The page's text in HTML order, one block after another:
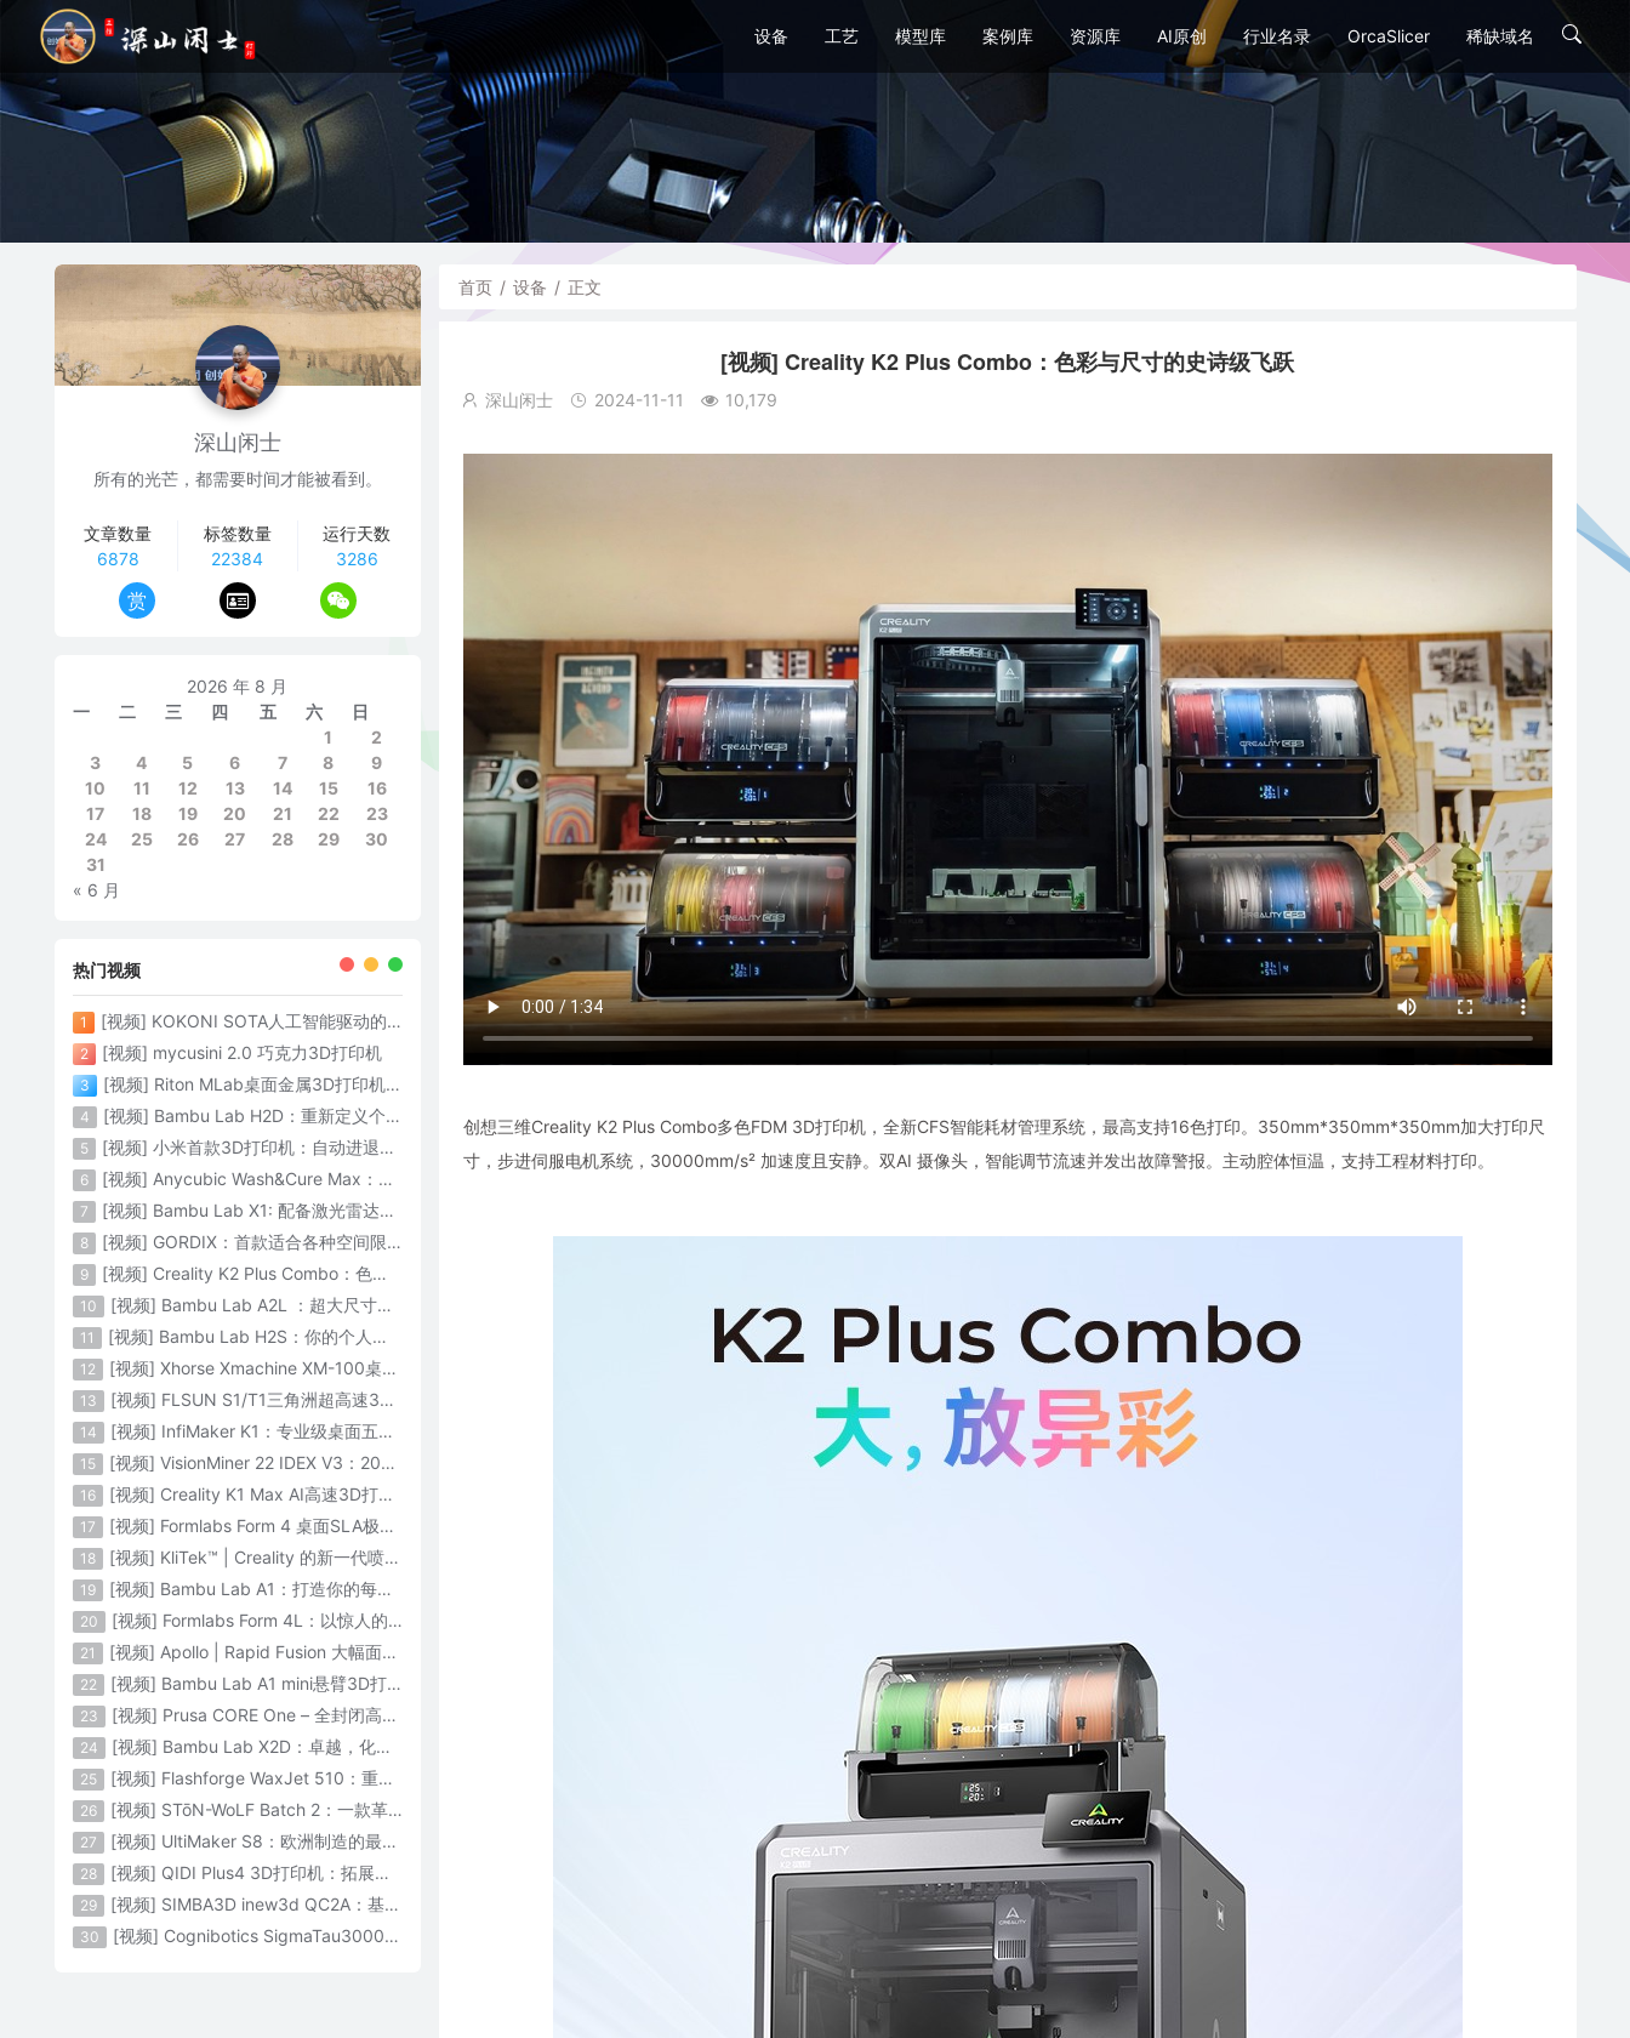
设备 工艺 模型库 案例库 资源库 AI原创 行业名录 OrcaSlicer 稀缺域名
首页 / 设备 / 正文
[视频] Creality K2 Plus Combo：色彩与尺寸的史诗级飞跃
深山闲士 2024-11-11 10,179
创想三维Creality K2 Plus Combo多色FDM 3D打印机，全新CFS智能耗材管理系统，最高支持16色打印。350mm*350mm*350mm加大打印尺
寸，步进伺服电机系统，30000mm/s² 加速度且安静。双AI 摄像头，智能调节流速并发出故障警报。主动腔体恒温，支持工程材料打印。
深山闲士
所有的光芒，都需要时间才能被看到。
文章数量
6878
标签数量
22384
运行天数
3286
赏
2026 年 8 月
一
二 三 四 五 六
日
1
2
3
4 5 6 7 8
9
10
11 12 13 14 15
16
17
18 19 20 21 22
23
24
25 26 27 28 29
30
31
« 6 月
热门视频
1 [视频] KOKONI SOTA人工智能驱动的3D打印革命 倒立打印600mm/s
2 [视频] mycusini 2.0 巧克力3D打印机
3 [视频] Riton MLab桌面金属3D打印机：体积小性能强大
4 [视频] Bambu Lab H2D：重新定义个人智造
5 [视频] 小米首款3D打印机：自动进退料、AI云切片、人脸拍照建模 3D玩家兴趣首选
6 [视频] Anycubic Wash&Cure Max：清洗+后固化二合一设备
7 [视频] Bambu Lab X1: 配备激光雷达和人工智能的CoreXY彩色3D打印机
8 [视频] GORDIX：首款适合各种空间限制的3合1便携式数控机床
9 [视频] Creality K2 Plus Combo：色彩与尺寸的史诗级飞跃
10 [视频] Bambu Lab A2L ：超大尺寸家用打印机 告别拆件 轻松一体成型
11 [视频] Bambu Lab H2S：你的个人智造中心
12 [视频] Xhorse Xmachine XM-100桌面级五轴CNC机床：卓越的精度和效率
13 [视频] FLSUN S1/T1三角洲超高速3D打印机 打印速度1200mm/s
14 [视频] InfiMaker K1：专业级桌面五轴数控机床
15 [视频] VisionMiner 22 IDEX V3：2024年最佳工程材料3D打印机
16 [视频] Creality K1 Max AI高速3D打印机：600mm/s打印速度 史诗般的飞跃
17 [视频] Formlabs Form 4 桌面SLA极速3D打印机 工业级打印质量
18 [视频] KliTek™ | Creality 的新一代喷嘴更换系统
19 [视频] Bambu Lab A1：打造你的每一份热爱
20 [视频] Formlabs Form 4L：以惊人的速度获得工业级部件
21 [视频] Apollo | Rapid Fusion 大幅面颗粒3D打印系统
22 [视频] Bambu Lab A1 mini悬臂3D打印机：让多色打印成为标配
23 [视频] Prusa CORE One – 全封闭高速CoreXY 3D打印机配备主动腔体温度控制
24 [视频] Bambu Lab X2D：卓越，化繁为简！
25 [视频] Flashforge WaxJet 510：重新定义精度 专为K金珠宝铸造而生
26 [视频] STōN-WoLF Batch 2：一款革命性的“飞行龙门架”3D打印机
27 [视频] UltiMaker S8：欧洲制造的最快的桌面双材料专业3D打印机
28 [视频] QIDI Plus4 3D打印机：拓展您的想象力
29 [视频] SIMBA3D inew3d QC2A：基于AI建模的桌面全彩色3D打印机
30 [视频] Cognibotics SigmaTau3000 轻型机器人：智能制造的未来